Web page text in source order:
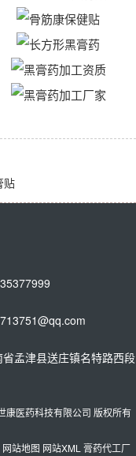
贴
孟津县送庄镇名特路西段
康医药科技有限公司 版权所有
网站地图 网站XML 膏药代工厂